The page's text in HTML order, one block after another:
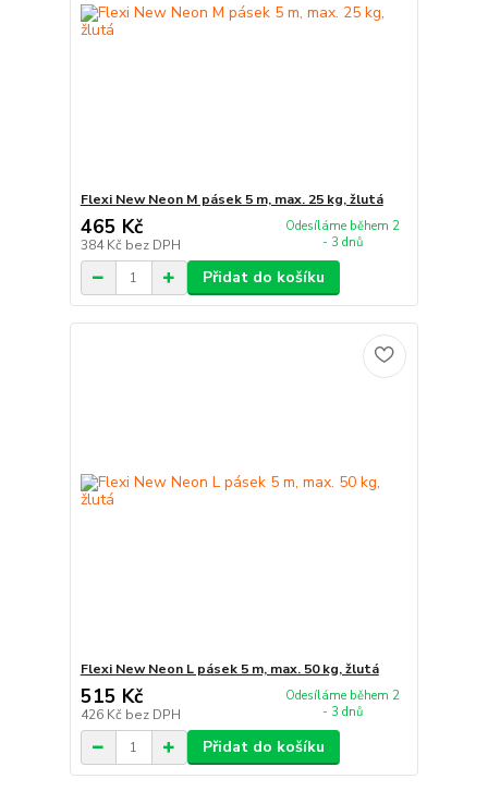
Flexi New Neon M pásek 5 m, max. 25 kg, žlutá
465 Kč
384 Kč bez DPH
Odesíláme během 2
- 3 dnů
Přidat do košíku
Flexi New Neon L pásek 5 m, max. 50 kg, žlutá
515 Kč
426 Kč bez DPH
Odesíláme během 2
- 3 dnů
Přidat do košíku